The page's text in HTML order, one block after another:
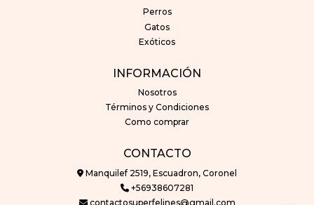
Perros
Gatos
Exóticos
INFORMACIÓN
Nosotros
Términos y Condiciones
Como comprar
CONTACTO
Manquilef 2519, Escuadron, Coronel
+56938607281
contactosuperfelines@gmail.com